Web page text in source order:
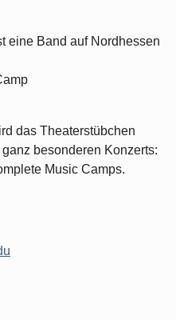
eine Band auf Nordhessen
das Theaterstübchen
besonderen Konzerts:
Music Camps.